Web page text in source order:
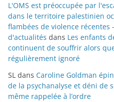
L'OMS est préoccupée par
dans le territoire palestinien
flambées de violence récentes
d'actualités dans Les enfants
continuent de souffrir alors
régulièrement ignoré
SL dans Caroline Goldman
de la psychanalyse et déni de
même rappelée à l’ordre